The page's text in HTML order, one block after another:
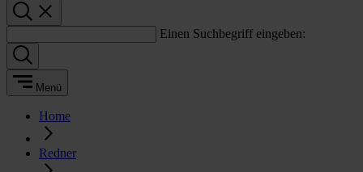
Einen Suchbegriff eingeben:
Menü
Home
Redner